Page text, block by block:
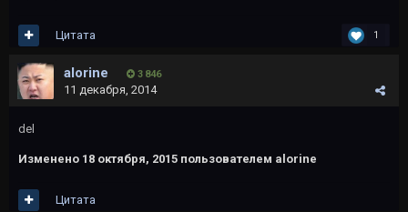
1
Цитата
alorine 3 846
11 декабря, 2014
del
Изменено 18 октября, 2015 пользователем alorine
Цитата